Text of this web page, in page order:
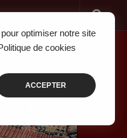
optimiser notre site
de cookies
ACCEPTER